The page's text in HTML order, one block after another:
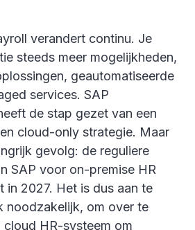
verandert continu. Je
steeds meer mogelijkheden,
geautomatiseerde
services. SAP
de stap gezet van een
cloud-only strategie. Maar
gevolg: de reguliere
SAP voor on-premise HR
in 2027. Het is dus aan te
noodzakelijk, om over te
cloud HR-systeem om